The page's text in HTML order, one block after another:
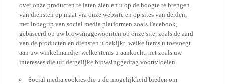
over onze producten te laten zien en u op de hoogte te brengen
van diensten op maat via onze website en op sites van derden,
met inbegrip van social media platformen zoals Facebook,
gebaseerd op uw browsinggewoonten op onze site, zoals de aard
van de producten en diensten u bekijkt, welke items u toevoegt
aan uw winkelmandje, welke items u aankocht, net zoals uw
interesses die uit dergelijke browsinggedrag voortvloeien.
Social media cookies die u de mogelijkheid bieden om